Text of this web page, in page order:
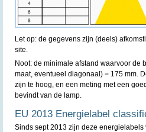
Let op: de gegevens zijn (deels)
site.
Noot: de minimale afstand waarvoor de
maat, eventueel diagonaal) = 175 mm.
zijn te hoog, en een meting met een
bevindt van de lamp.
EU 2013 Energielabel
Sinds sept 2013 zijn deze energielabels